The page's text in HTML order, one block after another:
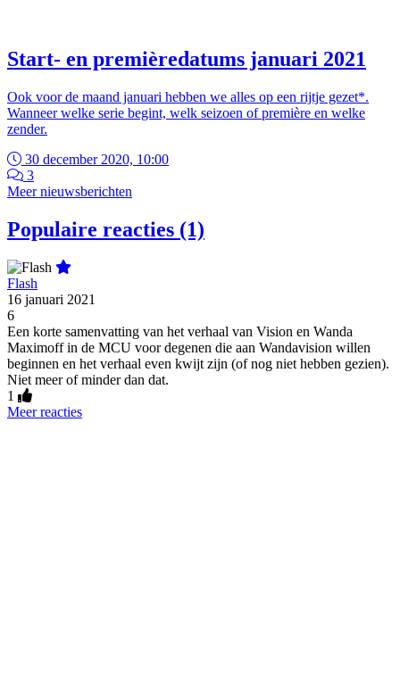
Start- en premièredatums januari 2021
Ook voor de maand januari hebben we alles op een rijtje gezet*.
Wanneer welke serie begint, welk seizoen of première en welke
zender.
30 december 2020, 10:00
3
Meer nieuwsberichten
Populaire reacties (1)
Flash
16 januari 2021
6
Een korte samenvatting van het verhaal van Vision en Wanda
Maximoff in de MCU voor degenen die aan Wandavision willen
beginnen en het verhaal even kwijt zijn (of nog niet hebben gezien).
Niet meer of minder dan dat.
1
Meer reacties